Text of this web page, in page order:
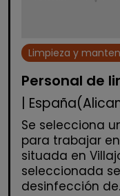
Limpieza y
Personal de
|
Se selecciona
para trabajar
situada en
seleccionada
desinfección